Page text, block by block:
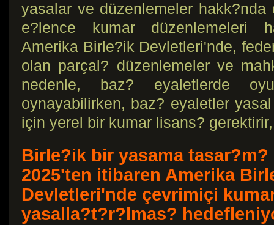
yasalar ve düzenlemeler
e?lence kumar düzenlemeleri
Amerika Birle?ik Devletleri'nde,
olan parçal? düzenlemeler ve
nedenle, baz? eyaletlerde
oynayabilirken, baz? eyaletler
için yerel bir kumar lisans?
Birle?ik bir yasama
2025'ten itibaren Amerika
Devletleri'nde çevrimiçi
yasalla?t?r?lmas?